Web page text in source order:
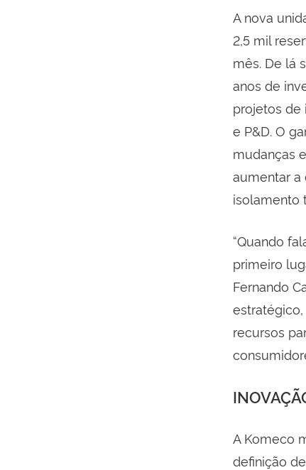
A nova
2,5 mil
mês. De lá
anos de
projetos de
e P&D. O
mudanças
aumentar a
isolamento
“Quando
primeiro
Fernando
recursos
A Komeco
definição